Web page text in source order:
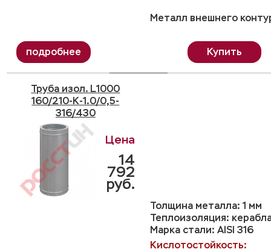
Металл внешнего
Купить
Труба изол. L1000
160/210-K-1.0/0,5-
316/430
Толщина металла: 1 мм
Теплоизоляция:
Марка стали: AISI 316
Кислотостойкость:
14
792
руб.